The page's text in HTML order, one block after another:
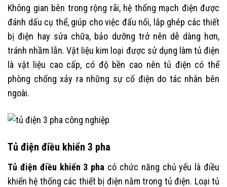
Không gian bên trong rộng rãi, hệ thống mạch điện được
đánh dấu cụ thể, giúp cho việc đấu nối, lắp ghép các thiết
bị điện hay sửa chữa, bảo dưỡng trở nên dễ dàng hơn,
tránh nhầm lẫn. Vật liệu kim loại được sử dụng làm tủ điện
là vật liệu cao cấp, có độ bền cao nên tủ điện có thể
phòng chống xảy ra những sự cố điện do tác nhân bên
ngoài.
Tủ điện điều khiển 3 pha
Tủ điện điều khiển 3 pha có chức năng chủ yếu là điều
khiển hệ thống các thiết bị điện nằm trong tủ điện. Loại tủ